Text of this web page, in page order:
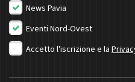
News Pavia
Eventi Nord-Ovest
Accetto l'iscrizione e la